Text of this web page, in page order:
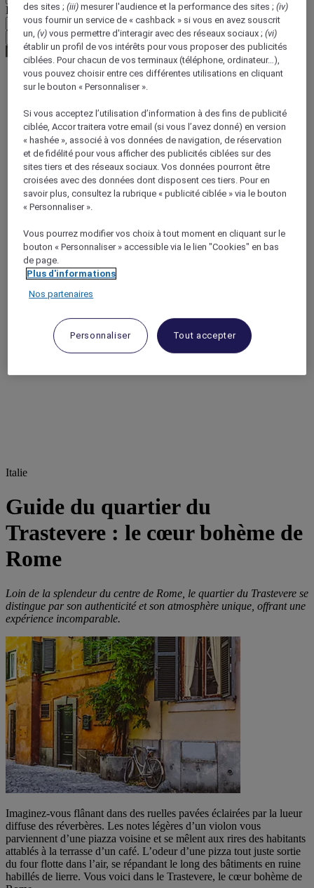
Devise
Valider ma devise
Page d'accueil
Trésors culturels
Guide du quartier du Trastevere
Italie
Guide du quartier du
Trastevere : le cœur bohème de
Rome
Loin de la splendeur du centre de Rome, le quartier du Trastevere se
distingue par son authenticité et son atmosphère unique, offrant une
expérience incomparable.
Imaginez-vous flânant dans des ruelles pavées éclairées par la lueur
diffuse des réverbères. Les notes légères d’un violon vous
parviennent d’une piazza voisine et se mêlent aux rires des habitants
attablés à la terrasse d’un café. L’odeur d’une pizza tout juste sortie
du four flotte dans l’air, se répandant le long des bâtiments en ruine
habillés de lierre. Vous voici dans le Trastevere, le cœur bohème de
des sites ;(iii) mesurer l'audience et la performance des sites ;(iv)
vous fournir un service de « cashback » si vous en avez souscrit
un,(v) vous permettre d'interagir avec des réseaux sociaux ;(vi)
établir un profil de vos intérêts pour vous proposer des publicités
ciblées. Pour chacun de vos terminaux (téléphone, ordinateur…),
vous pouvez choisir entre ces différentes utilisations en cliquant
sur le bouton « Personnaliser ».
Si vous acceptez l’utilisation d’information à des fins de publicité
ciblée, Accor traitera votre email (si vous l’avez donné) en version
« hashée », associé à vos données de navigation, de réservation
et de fidélité pour vous afficher des publicités ciblées sur des
sites tiers et des réseaux sociaux. Vos données pourront être
croisées avec des données dont disposent ces tiers. Pour en
savoir plus, consultez la rubrique « publicité ciblée » via le bouton
« Personnaliser ».
Vous pourrez modifier vos choix à tout moment en cliquant sur le
bouton « Personnaliser » accessible via le lien "Cookies" en bas
de page.
Plus d'informations
Nos partenaires
Personnaliser Tout accepter